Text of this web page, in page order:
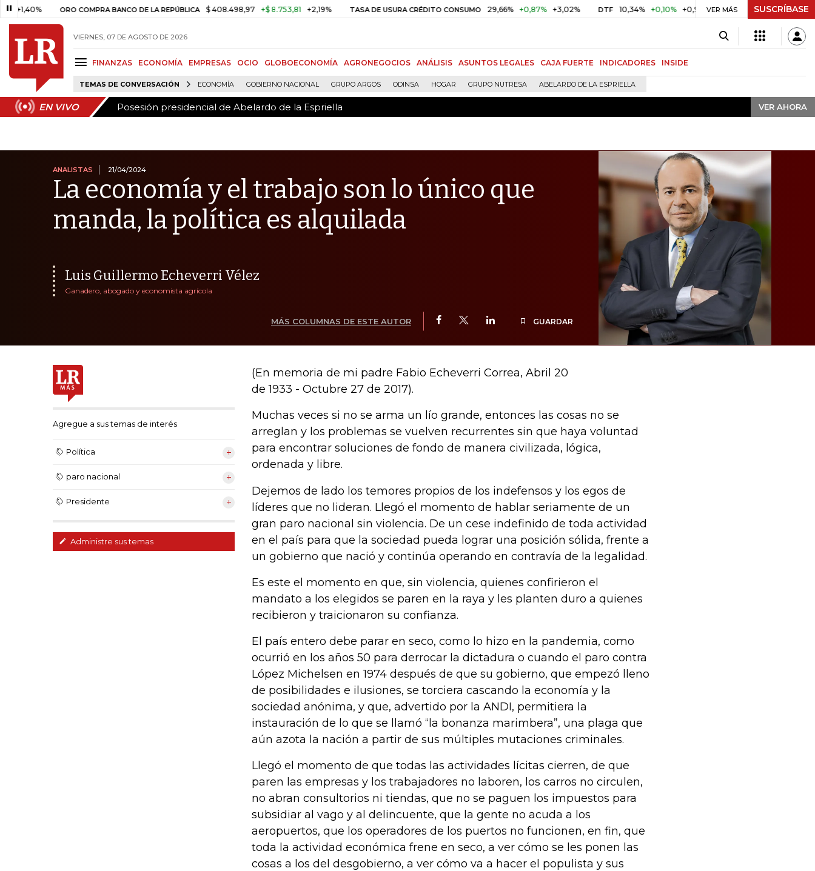
ORO COMPRA BANCO DE LA REPÚBLICA $ 408.498,97 +$ 8.753,81 +2,19% TASA DE USURA CRÉDITO CONSUMO 29,66% +0,87% +3,02% DTF 10,34% +0,10% +0,98% UVR $ 416,91 +$ 0,05 +0,01%
VER MÁS SUSCRÍBASE
VIERNES, 07 DE AGOSTO DE 2026
FINANZAS ECONOMÍA EMPRESAS OCIO GLOBOECONOMÍA AGRONEGOCIOS ANÁLISIS ASUNTOS LEGALES CAJA FUERTE INDICADORES INSIDE
TEMAS DE CONVERSACIÓN ECONOMÍA GOBIERNO NACIONAL GRUPO ARGOS ODINSA HOGAR GRUPO NUTRESA ABELARDO DE LA ESPRIELLA
EN VIVO Posesión presidencial de Abelardo de la Espriella VER AHORA
EN VIVO Posesión presidencial de Abelardo de la Espriella VER AHORA
ANALISTAS 21/04/2024
La economía y el trabajo son lo único que
manda, la política es alquilada
Luis Guillermo Echeverri Vélez
Ganadero, abogado y economista agrícola
MÁS COLUMNAS DE ESTE AUTOR GUARDAR
Agregue a sus temas de interés
Política
paro nacional
Presidente
Administre sus temas
(En memoria de mi padre Fabio Echeverri Correa, Abril 20
de 1933 - Octubre 27 de 2017).
Muchas veces si no se arma un lío grande, entonces las cosas no se
arreglan y los problemas se vuelven recurrentes sin que haya voluntad
para encontrar soluciones de fondo de manera civilizada, lógica,
ordenada y libre.
Dejemos de lado los temores propios de los indefensos y los egos de
líderes que no lideran. Llegó el momento de hablar seriamente de un
gran paro nacional sin violencia. De un cese indefinido de toda actividad
en el país para que la sociedad pueda lograr una posición sólida, frente a
un gobierno que nació y continúa operando en contravía de la legalidad.
Es este el momento en que, sin violencia, quienes confirieron el
mandato a los elegidos se paren en la raya y les planten duro a quienes
recibieron y traicionaron su confianza.
El país entero debe parar en seco, como lo hizo en la pandemia, como
ocurrió en los años 50 para derrocar la dictadura o cuando el paro contra
López Michelsen en 1974 después de que su gobierno, que empezó lleno
de posibilidades e ilusiones, se torciera cascando la economía y la
sociedad anónima, y que, advertido por la ANDI, permitiera la
instauración de lo que se llamó “la bonanza marimbera”, una plaga que
aún azota la nación a partir de sus múltiples mutaciones criminales.
Llegó el momento de que todas las actividades lícitas cierren, de que
paren las empresas y los trabajadores no laboren, los carros no circulen,
no abran consultorios ni tiendas, que no se paguen los impuestos para
subsidiar al vago y al delincuente, que la gente no acuda a los
aeropuertos, que los operadores de los puertos no funcionen, en fin, que
toda la actividad económica frene en seco, a ver cómo se les ponen las
cosas a los del desgobierno, a ver cómo va a hacer el populista y sus